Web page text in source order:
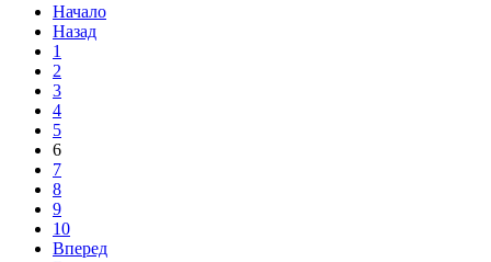
Начало
Назад
1
2
3
4
5
6
7
8
9
10
Вперед